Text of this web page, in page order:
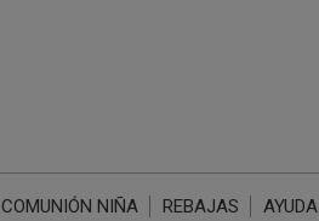
COMUNIÓN NIÑA REBAJAS AYUDA